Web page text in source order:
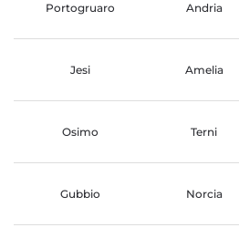
Portogruaro Andria
Jesi Amelia
Osimo Terni
Gubbio Norcia